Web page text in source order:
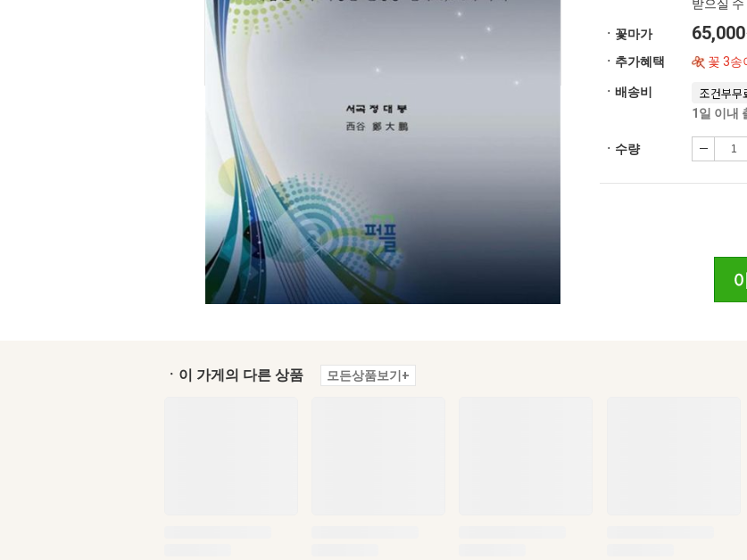
받으실 수
ㆍ꽃마가
ㆍ추가혜택 꽃 3송
ㆍ배송비 조건부무
1일 이내
ㆍ수량
ㆍ이 가게의 다른 상품 모든상품보기+